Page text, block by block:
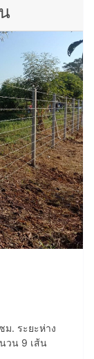
ม. ระยะห่าง
วน 9 เส้น